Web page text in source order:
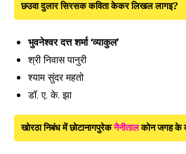
छउवा दुलार सिरसक कविता केकर लिखल लागइ?
भुवनेश्वर दत्त शर्मा ‘व्याकुल’
श्री निवास पानुरी
श्याम सुंदर महतो
डॉ. ए. के. झा
खोरठा निबंध में छोटानागपुरेकनैनीतालकोन जगह के